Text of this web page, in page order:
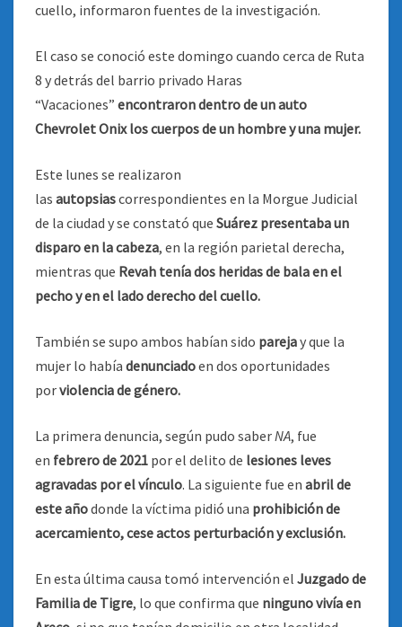
cuello, informaron fuentes de la investigación.
El caso se conoció este domingo cuando cerca de Ruta
8 y detrás del barrio privado Haras
“Vacaciones” encontraron dentro de un auto
Chevrolet Onix los cuerpos de un hombre y una mujer.
Este lunes se realizaron
las autopsiascorrespondientes en la Morgue Judicial
de la ciudad y se constató que Suárez presentaba un
disparo en la cabeza, en la región parietal derecha,
mientras que Revah tenía dos heridas de bala en el
pecho y en el lado derecho del cuello.
También se supo ambos habían sido parejay que la
mujer lo había denunciadoen dos oportunidades
porviolencia de género.
La primera denuncia, según pudo saberNA, fue
en febrero de 2021 por el delito de lesiones leves
agravadas por el vínculo. La siguiente fue en abril de
este añodonde la víctima pidió una prohibición de
acercamiento, cese actos perturbación y exclusión.
En esta última causa tomó intervención el Juzgado de
Familia de Tigre, lo que confirma que ninguno vivía en